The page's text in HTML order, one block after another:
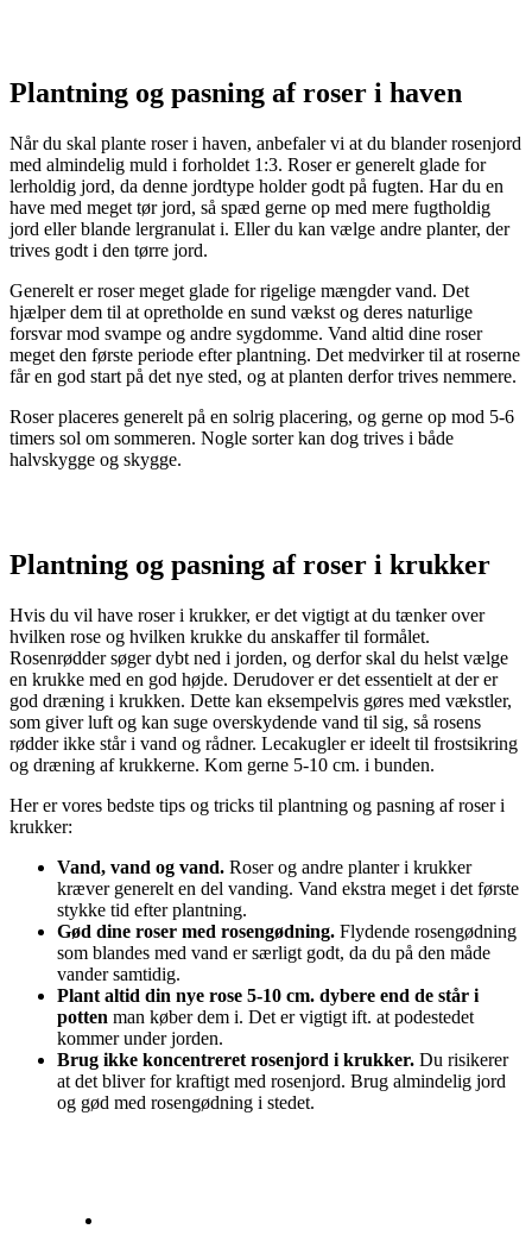
Plantning og pasning af roser i haven
Når du skal plante roser i haven, anbefaler vi at du blander rosenjord
med almindelig muld i forholdet 1:3. Roser er generelt glade for
lerholdig jord, da denne jordtype holder godt på fugten. Har du en
have med meget tør jord, så spæd gerne op med mere fugtholdig
jord eller blande lergranulat i. Eller du kan vælge andre planter, der
trives godt i den tørre jord.
Generelt er roser meget glade for rigelige mængder vand. Det
hjælper dem til at opretholde en sund vækst og deres naturlige
forsvar mod svampe og andre sygdomme. Vand altid dine roser
meget den første periode efter plantning. Det medvirker til at roserne
får en god start på det nye sted, og at planten derfor trives nemmere.
Roser placeres generelt på en solrig placering, og gerne op mod 5-6
timers sol om sommeren. Nogle sorter kan dog trives i både
halvskygge og skygge.
Plantning og pasning af roser i krukker
Hvis du vil have roser i krukker, er det vigtigt at du tænker over
hvilken rose og hvilken krukke du anskaffer til formålet.
Rosenrødder søger dybt ned i jorden, og derfor skal du helst vælge
en krukke med en god højde. Derudover er det essentielt at der er
god dræning i krukken. Dette kan eksempelvis gøres med vækstler,
som giver luft og kan suge overskydende vand til sig, så rosens
rødder ikke står i vand og rådner. Lecakugler er ideelt til frostsikring
og dræning af krukkerne. Kom gerne 5-10 cm. i bunden.
Her er vores bedste tips og tricks til plantning og pasning af roser i
krukker:
Vand, vand og vand. Roser og andre planter i krukker
kræver generelt en del vanding. Vand ekstra meget i det første
stykke tid efter plantning.
Gød dine roser med rosengødning. Flydende rosengødning
som blandes med vand er særligt godt, da du på den måde
vander samtidig.
Plant altid din nye rose 5-10 cm. dybere end de står i
potten man køber dem i. Det er vigtigt ift. at podestedet
kommer under jorden.
Brug ikke koncentreret rosenjord i krukker. Du risikerer
at det bliver for kraftigt med rosenjord. Brug almindelig jord
og gød med rosengødning i stedet.